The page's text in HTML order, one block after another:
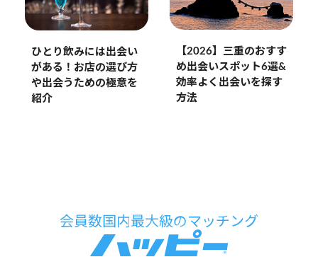
ひとり飲みには出会い
がある！お店の選び方
や出会うための極意を
紹介
【2026】三重のおすす
め出会いスポット6選&
効率よく出会いを探す
方法